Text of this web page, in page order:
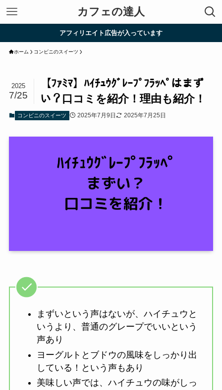
カフェの達人
アフィリエイト広告が入っています
ホーム コンビニのスイーツ
【ﾌｧﾐﾏ】ﾊｲﾁｭｳｸﾞﾚｰﾌﾟﾌﾗｯﾍﾟはまず
い？口コミを紹介！理由も紹介！
2025
7/25
コンビニのスイーツ 2025年7月9日 2025年7月25日
まずいという声はないが、ハイチュウと
いうより、普通のグレープでいいという
声あり
ヨーグルトとブドウの風味をしっかり出
している！という声もあり
美味しい声では、ハイチュウの味がしっ